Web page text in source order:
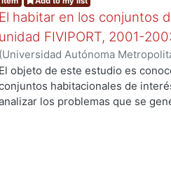
El habitar en los conjuntos
unidad FIVIPORT, 2001-
(Universidad Autónoma
de Servicios de Información.,
El objeto de este estudio es
habitacionales de
los problemas que se